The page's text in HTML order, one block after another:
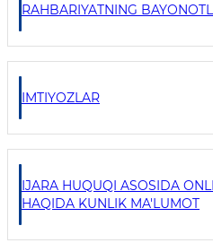
RAHBARIYATNING
IMTIYOZLAR
IJARA HUQUQI ASOSIDA
HAQIDA KUNLIK MA'LUMOT